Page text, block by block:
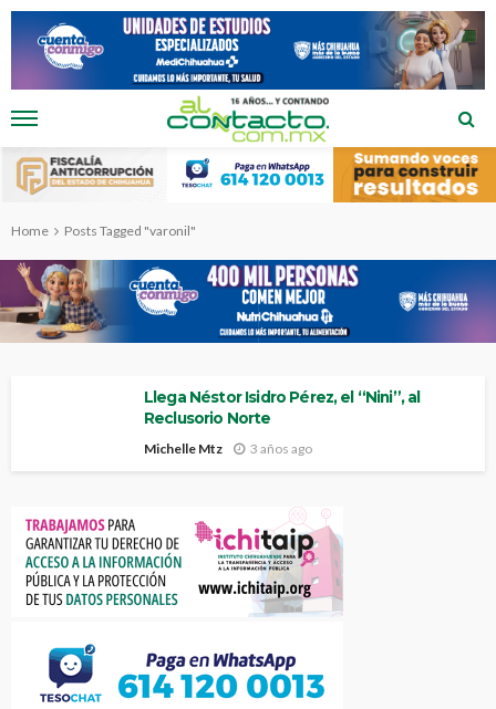
Home Posts Tagged "varonil"
Llega Néstor Isidro Pérez, el “Nini”, al
Reclusorio Norte
Michelle Mtz 3 años ago